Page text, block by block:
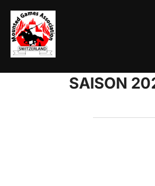
Aller
contenu
SAISON